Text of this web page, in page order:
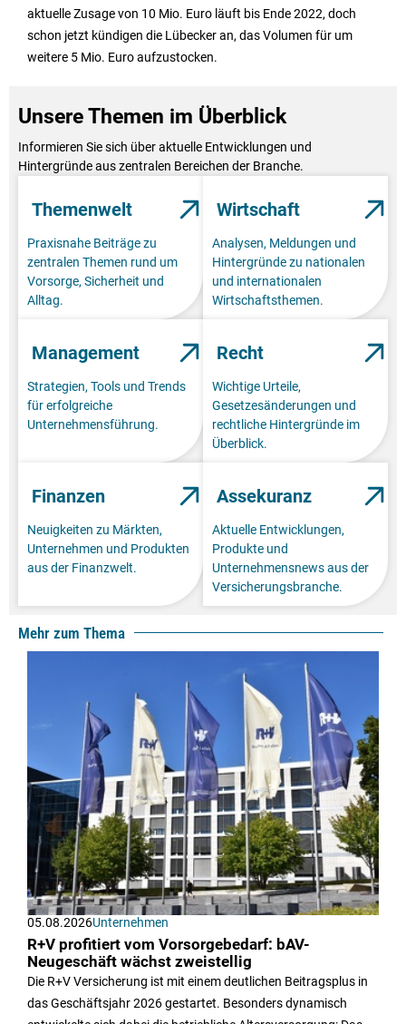
aktuelle Zusage von 10 Mio. Euro läuft bis Ende 2022, doch
schon jetzt kündigen die Lübecker an, das Volumen für um
weitere 5 Mio. Euro aufzustocken.
Unsere Themen im Überblick
Informieren Sie sich über aktuelle Entwicklungen und
Hintergründe aus zentralen Bereichen der Branche.
Themenwelt
Praxisnahe Beiträge zu
zentralen Themen rund um
Vorsorge, Sicherheit und
Alltag.
Wirtschaft
Analysen, Meldungen und
Hintergründe zu nationalen
und internationalen
Wirtschaftsthemen.
Management
Strategien, Tools und Trends
für erfolgreiche
Unternehmensführung.
Recht
Wichtige Urteile,
Gesetzesänderungen und
rechtliche Hintergründe im
Überblick.
Finanzen
Neuigkeiten zu Märkten,
Unternehmen und Produkten
aus der Finanzwelt.
Assekuranz
Aktuelle Entwicklungen,
Produkte und
Unternehmensnews aus der
Versicherungsbranche.
Mehr zum Thema
05.08.2026Unternehmen
R+V profitiert vom Vorsorgebedarf: bAV-
Neugeschäft wächst zweistellig
Die R+V Versicherung ist mit einem deutlichen Beitragsplus in
das Geschäftsjahr 2026 gestartet. Besonders dynamisch